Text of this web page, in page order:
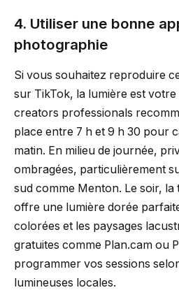
4. Utiliser une bonne
photographie
Si vous souhaitez reproduire
sur TikTok, la lumière est votre
creators professionals
place entre 7 h et 9 h 30 pour
matin. En milieu de journée,
ombragées, particulièrement
sud comme Menton. Le soir, la
offre une lumière dorée
colorées et les paysages
gratuites comme Plan.cam ou
programmer vos sessions
lumineuses locales.